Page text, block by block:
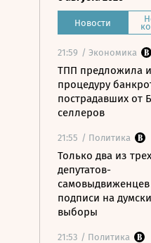
Новости
21:59 / Экономика
ТПП предложила
процедуру
пострадавших от
селлеров
21:55 / Политика
Только два из трех
депутатов-
подписи на
выборы
21:53 / Политика